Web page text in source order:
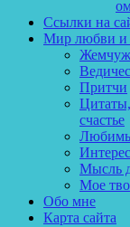
Ссылки на
Мир любви и
Притчи
счастье
Мысль
Мое
Обо мне
Карта сайта